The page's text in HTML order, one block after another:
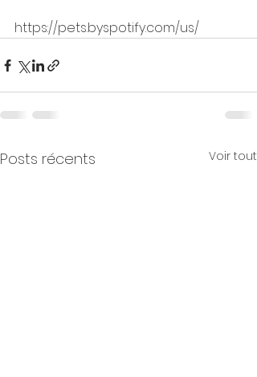
https://pets.byspotify.com/us/
Posts récents Voir tout